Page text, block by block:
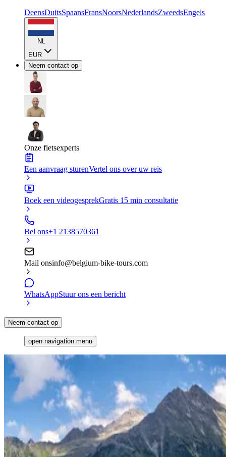
DeensDuitsSpaansFransNoorsNederlandsZweedsEngels
NL
EUR
Neem contact op
Onze fietsexperts
Een aanvraag sturenVertel ons over uw reis
Boek een videogesprekGratis 15 min consultatie
Bel ons+1 2138570361
Mail onsinfo@belgium-bike-tours.com
WhatsAppStuur ons een bericht
Neem contact op
open navigation menu